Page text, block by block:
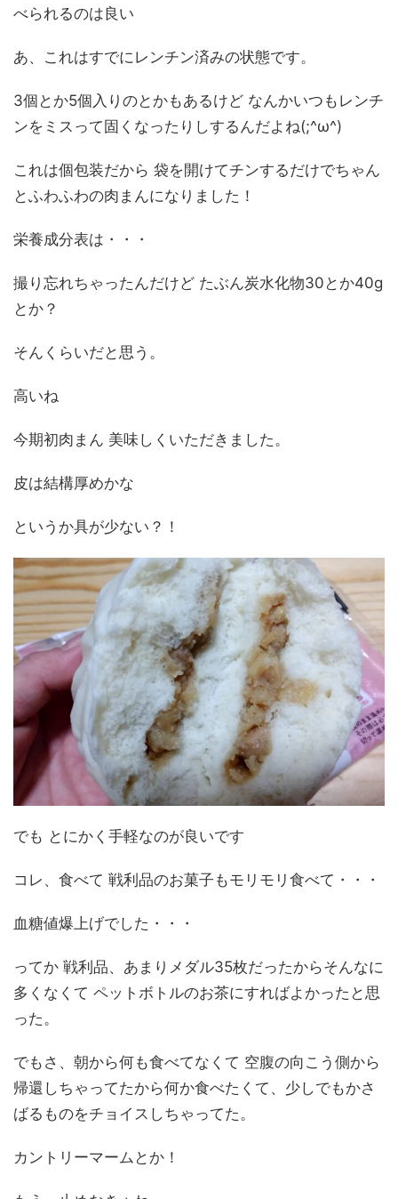
べられるのは良い
あ、これはすでにレンチン済みの状態です。
3個とか5個入りのとかもあるけど なんかいつもレンチ
ンをミスって固くなったりしするんだよね(;^ω^)
これは個包装だから 袋を開けてチンするだけでちゃん
とふわふわの肉まんになりました！
栄養成分表は・・・
撮り忘れちゃったんだけど たぶん炭水化物30とか40g
とか？
そんくらいだと思う。
高いね
今期初肉まん 美味しくいただきました。
皮は結構厚めかな
というか具が少ない？！
でも とにかく手軽なのが良いです
コレ、食べて 戦利品のお菓子もモリモリ食べて・・・
血糖値爆上げでした・・・
ってか 戦利品、あまりメダル35枚だったからそんなに
多くなくて ペットボトルのお茶にすればよかったと思
った。
でもさ、朝から何も食べてなくて 空腹の向こう側から
帰還しちゃってたから何か食べたくて、少しでもかさ
ばるものをチョイスしちゃってた。
カントリーマームとか！